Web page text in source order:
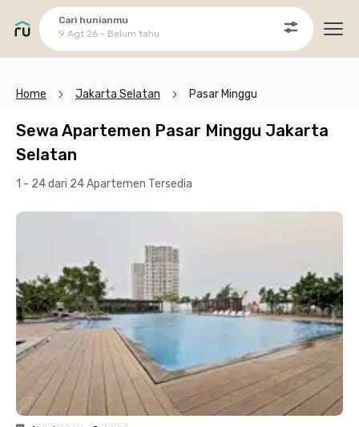
Cari hunianmu
9 Agt 26 - Belum tahu
Home Jakarta Selatan Pasar Minggu
Sewa Apartemen Pasar Minggu Jakarta
Selatan
1 - 24 dari 24 Apartemen Tersedia